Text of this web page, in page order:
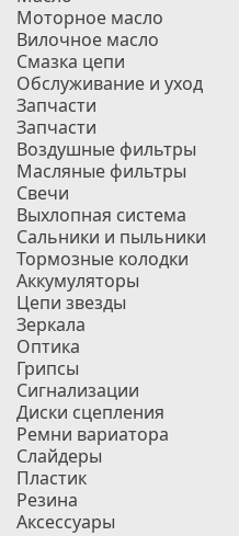
Моторное масло
Вилочное масло
Смазка цепи
Обслуживание и уход
Запчасти
Запчасти
Воздушные фильтры
Масляные фильтры
Свечи
Выхлопная система
Сальники и пыльники
Тормозные колодки
Аккумуляторы
Цепи звезды
Зеркала
Оптика
Грипсы
Сигнализации
Диски сцепления
Ремни вариатора
Слайдеры
Пластик
Резина
Аксессуары